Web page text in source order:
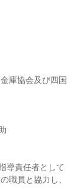
庫協会及び四国
導責任者として
職員と協力し、